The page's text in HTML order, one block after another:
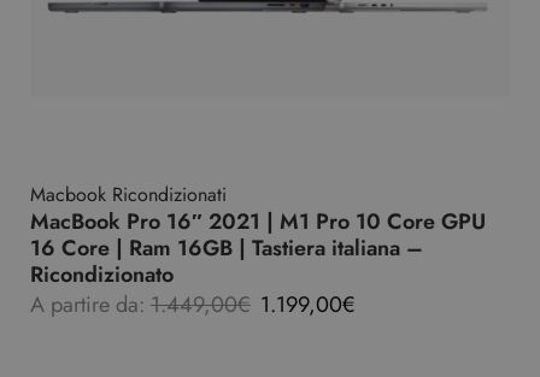
Macbook Ricondizionati
MacBook Pro 16″ 2021 | M1 Pro 10 Core GPU
16 Core | Ram 16GB | Tastiera italiana –
Ricondizionato
A partire da: 1.449,00€ 1.199,00€